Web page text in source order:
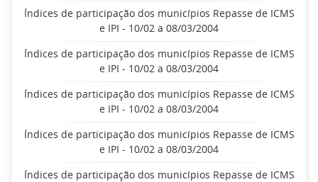
Índices de participação dos municípios Repasse de ICMS
e IPI - 10/02 a 08/03/2004
Índices de participação dos municípios Repasse de ICMS
e IPI - 10/02 a 08/03/2004
Índices de participação dos municípios Repasse de ICMS
e IPI - 10/02 a 08/03/2004
Índices de participação dos municípios Repasse de ICMS
e IPI - 10/02 a 08/03/2004
Índices de participação dos municípios Repasse de ICMS